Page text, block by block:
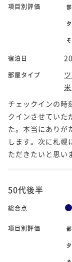
項目別評価
宿泊日
部屋タイプ
米
チェックインの時
クインさせていた
た。本当にありが
します。次に札幌
ただきたいと思い
50代後半
総合点
項目別評価